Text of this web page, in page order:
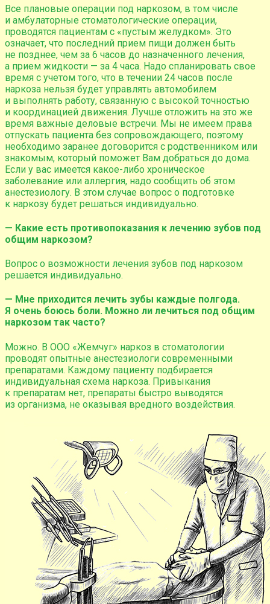
Все плановые операции под наркозом, в том числе
и амбулаторные стоматологические операции,
проводятся пациентам с «пустым желудком». Это
означает, что последний прием пищи должен быть
не позднее, чем за 6 часов до назначенного лечения,
а прием жидкости — за 4 часа. Надо спланировать свое
время с учетом того, что в течении 24 часов после
наркоза нельзя будет управлять автомобилем
и выполнять работу, связанную с высокой точностью
и координацией движения. Лучше отложить на это же
время важные деловые встречи. Мы не имеем права
отпускать пациента без сопровождающего, поэтому
необходимо заранее договорится с родственником или
знакомым, который поможет Вам добраться до дома.
Если у вас имеется какое-либо хроническое
заболевание или аллергия, надо сообщить об этом
анестезиологу. В этом случае вопрос о подготовке
к наркозу будет решаться индивидуально.
— Какие есть противопоказания к лечению зубов под
общим наркозом?
Вопрос о возможности лечения зубов под наркозом
решается индивидуально.
— Мне приходится лечить зубы каждые полгода.
Я очень боюсь боли. Можно ли лечиться под общим
наркозом так часто?
Можно. В ООО «Жемчуг» наркоз в стоматологии
проводят опытные анестезиологи современными
препаратами. Каждому пациенту подбирается
индивидуальная схема наркоза. Привыкания
к препаратам нет, препараты быстро выводятся
из организма, не оказывая вредного воздействия.